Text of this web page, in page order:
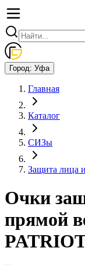
Город: Уфа
Главная
Каталог
СИЗы
Защита лица
Очки
прямой